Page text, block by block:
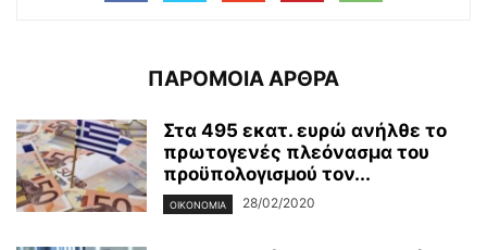
ΠΑΡΟΜΟΙΑ ΑΡΘΡΑ
Στα 495 εκατ. ευρώ ανήλθε το
πρωτογενές πλεόνασμα του
προϋπολογισμού τον...
ΟΙΚΟΝΟΜΊΑ 28/02/2020